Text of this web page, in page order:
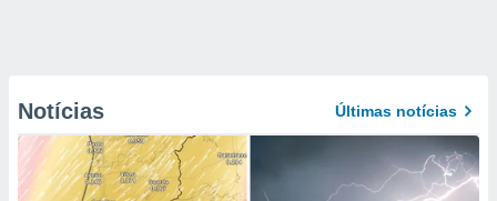
Notícias Últimas notícias